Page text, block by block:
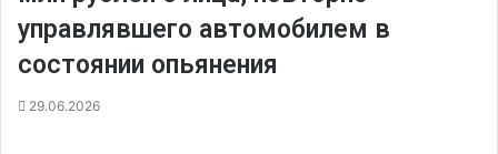
управлявшего автомобилем в
состоянии опьянения
29.06.2026